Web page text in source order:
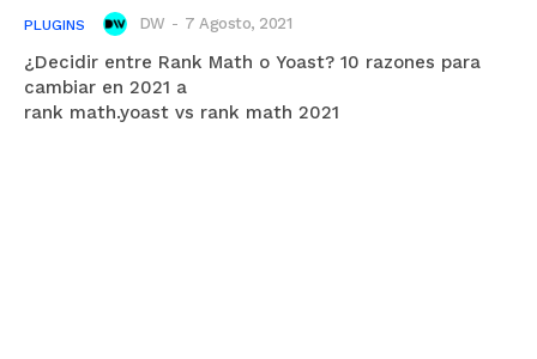
PLUGINS DW - 7 Agosto, 2021
¿Decidir entre Rank Math o Yoast? 10 razones para
cambiar en 2021 a
rank math.yoast vs rank math 2021